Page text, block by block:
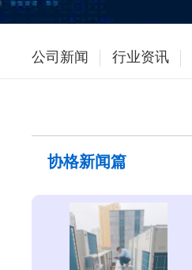
公司新闻 行业资讯
协格新闻篇